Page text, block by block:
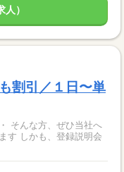
）
割引／１日〜単
そんな方、ぜひ当社へ
す しかも、登録説明会